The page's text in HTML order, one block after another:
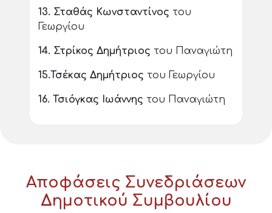
13. Σταθάς Κωνσταντίνος του
Γεωργίου
14. Στρίκος Δημήτριος του Παναγιώτη
15.Τσέκας Δημήτριος του Γεωργίου
16. Τσιόγκας Ιωάννης του Παναγιώτη
Αποφάσεις Συνεδριάσεων
Δημοτικού Συμβουλίου